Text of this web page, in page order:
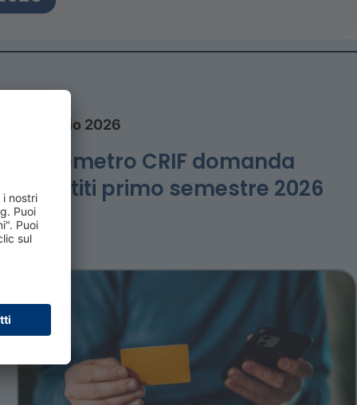
27 luglio 2026
Barometro CRIF domanda
prestiti primo semestre 2026